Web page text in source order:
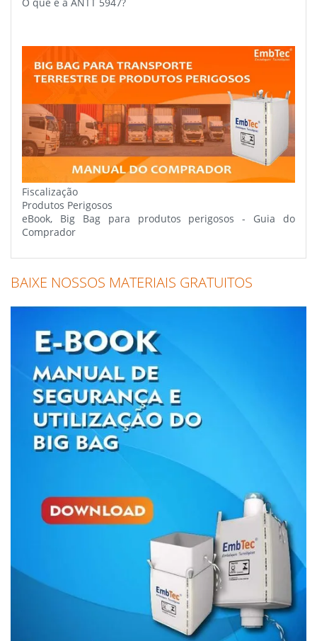
Fiscalização
Produtos Perigosos
eBook, Big Bag para produtos perigosos - Guia do
Comprador
BAIXE NOSSOS MATERIAIS GRATUITOS